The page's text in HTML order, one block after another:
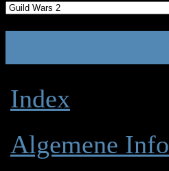
Index
Algemene Info